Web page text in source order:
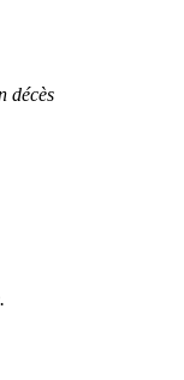
décès